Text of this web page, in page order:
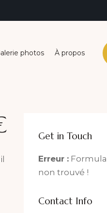
photos À propos
Get in Touch
Erreur :
non trouvé !
Contact Info